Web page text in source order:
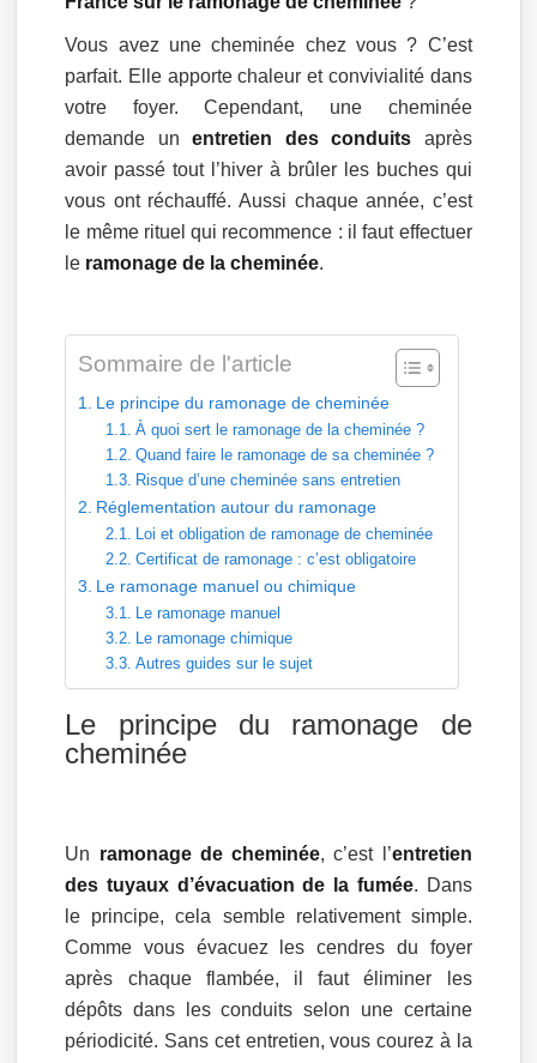
Vous avez une cheminée chez vous ? C’est
parfait. Elle apporte chaleur et convivialité dans
votre foyer. Cependant, une cheminée
demande unentretien des conduits après
avoir passé tout l’hiver à brûler les buches qui
vous ont réchauffé. Aussi chaque année, c’est
le même rituel qui recommence : il faut effectuer
le ramonage de la cheminée.
Sommaire de l'article
Le principe du ramonage de cheminée
À quoi sert le ramonage de la cheminée ?
Quand faire le ramonage de sa cheminée ?
Risque d’une cheminée sans entretien
Réglementation autour du ramonage
Loi et obligation de ramonage de cheminée
Certificat de ramonage : c’est obligatoire
Le ramonage manuel ou chimique
Le ramonage manuel
Le ramonage chimique
Autres guides sur le sujet
Le principe du ramonage de
cheminée
Un ramonage de cheminée, c’est l’entretien
des tuyaux d’évacuation de la fumée. Dans
le principe, cela semble relativement simple.
Comme vous évacuez les cendres du foyer
après chaque flambée, il faut éliminer les
dépôts dans les conduits selon une certaine
périodicité. Sans cet entretien, vous courez à la